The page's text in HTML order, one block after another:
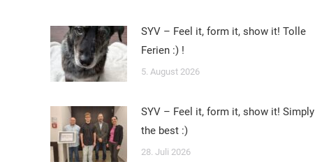
SYV – Feel it, form it, show it! Tolle
Ferien :) !
5. August 2026
SYV – Feel it, form it, show it! Simply
the best :)
28. Juli 2026